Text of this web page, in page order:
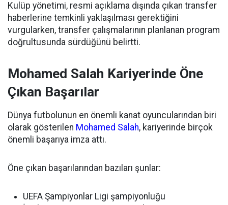
Kulüp yönetimi, resmi açıklama dışında çıkan transfer
haberlerine temkinli yaklaşılması gerektiğini
vurgularken, transfer çalışmalarının planlanan program
doğrultusunda sürdüğünü belirtti.
Mohamed Salah Kariyerinde Öne
Çıkan Başarılar
Dünya futbolunun en önemli kanat oyuncularından biri
olarak gösterilen Mohamed Salah, kariyerinde birçok
önemli başarıya imza attı.
Öne çıkan başarılarından bazıları şunlar:
UEFA Şampiyonlar Ligi şampiyonluğu